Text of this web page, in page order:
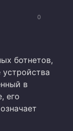
0
ботнетов,
в
его